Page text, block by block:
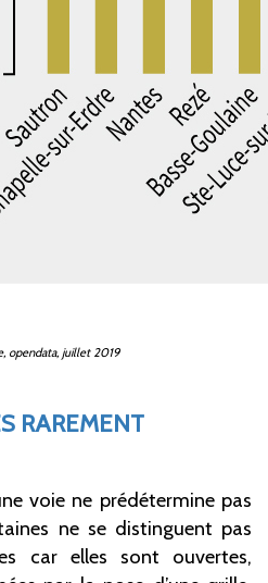
opendata, juillet 2019
RAREMENT
voie ne prédétermine pas
ne se distinguent pas
car elles sont ouvertes,